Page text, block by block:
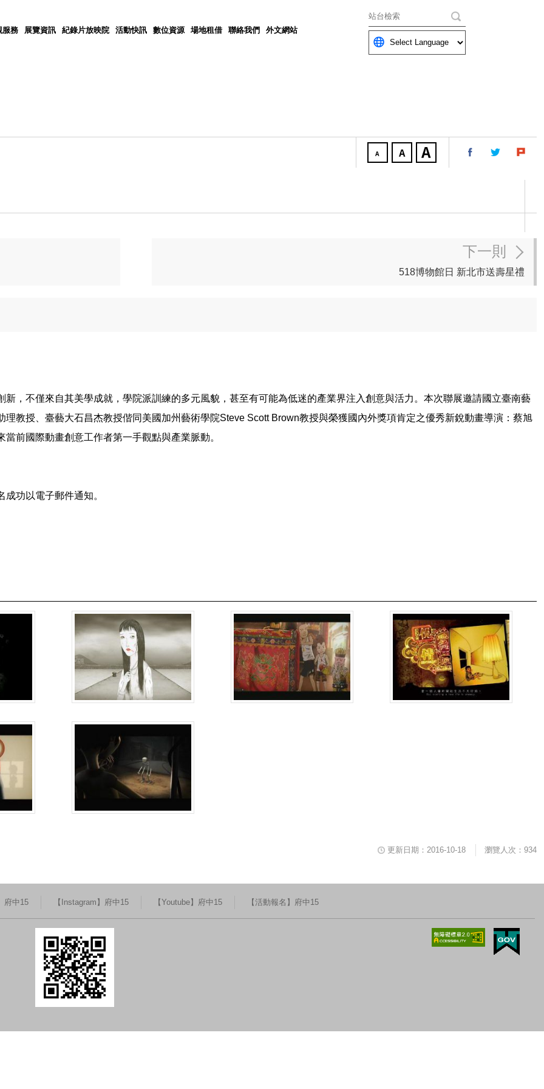
服務 展覽資訊 紀錄片放映院 活動快訊 數位資源 場地租借 聯絡我們 外文網站
關鍵字
下一則
518博物館日 新北市送壽星禮
，不僅來自其美學成就，學院派訓練的多元風貌，甚至有可能為低迷的產業界注入創意與活力。本次聯展邀請國立臺南藝
教授、臺藝大石昌杰教授偕同美國加州藝術學院Steve Scott Brown教授與榮獲國內外獎項肯定之優秀新銳動畫導演：蔡旭
前國際動畫創意工作者第一手觀點與產業脈動。
功以電子郵件通知。
更新日期：2016-10-18 瀏覽人次：934
府中15 【Instagram】府中15 【Youtube】府中15 【活動報名】府中15